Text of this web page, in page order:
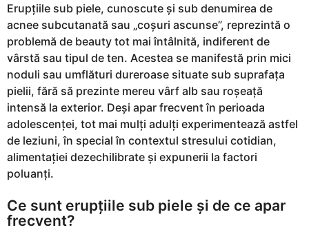
o
1
1
l
u
n
i
a
g
o
Erupțiile sub piele, cunoscute și sub denumirea de
acnee subcutanată sau „coșuri ascunse”, reprezintă o
problemă de beauty tot mai întâlnită, indiferent de
vârstă sau tipul de ten. Acestea se manifestă prin mici
noduli sau umflături dureroase situate sub suprafața
pielii, fără să prezinte mereu vârf alb sau roșeață
intensă la exterior. Deși apar frecvent în perioada
adolescenței, tot mai mulți adulți experimentează astfel
de leziuni, în special în contextul stresului cotidian,
alimentației dezechilibrate și expunerii la factori
poluanți.
Ce sunt erupțiile sub piele și de ce apar
frecvent?